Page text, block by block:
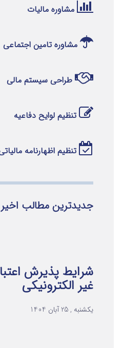
مشاوره مالیات
مشاوره تامین اجتماعی
طراحی سیستم مالی
تنظیم لوایح دفاعیه
تنظیم اظهارنامه
جدیدترین مطالب اخیر
شرایط پذیرش
غیر الکترونیکی
یکشنبه , 25 آبان 1404